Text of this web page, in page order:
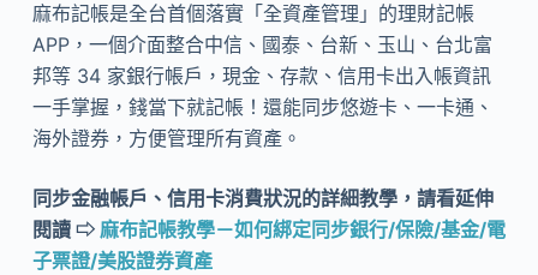
麻布記帳是全台首個落實「全資產管理」的理財記帳
APP，一個介面整合中信、國泰、台新、玉山、台北富
邦等 34 家銀行帳戶，現金、存款、信用卡出入帳資訊
一手掌握，錢當下就記帳！還能同步悠遊卡、一卡通、
海外證券，方便管理所有資產。
同步金融帳戶、信用卡消費狀況的詳細教學，請看延伸
閱讀 ⇨ 麻布記帳教學－如何綁定同步銀行/保險/基金/電
子票證/美股證券資產